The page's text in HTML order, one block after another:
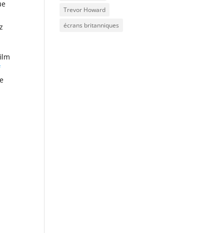
Trevor Howard
écrans britanniques